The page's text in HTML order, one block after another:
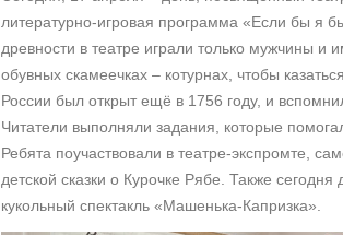
литературно-игровая программа «Если бы я
древности в театре играли только мужчины и
обувных скамеечках – котурнах, чтобы
России был открыт ещё в 1756 году, и
Читатели выполняли задания, которые
Ребята поучаствовали в театре-экспромте,
детской сказки о Курочке Рябе. Также
кукольный спектакль «Машенька-Капризка».